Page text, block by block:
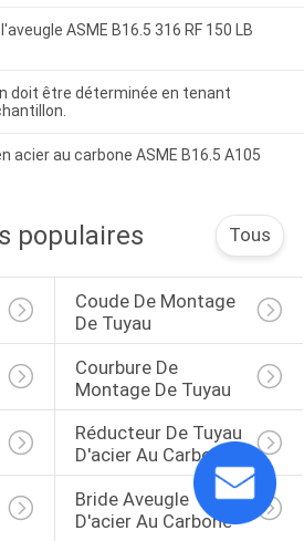
ASME B16.5 316 RF 150 LB
doit être déterminée en tenant
acier au carbone ASME B16.5 A105
populaires Tous
Coude De Montage
De Tuyau
Courbure De
Montage De Tuyau
Réducteur De Tuyau
D'acier Au Carbone
Bride Aveugle
D'acier Au Carbone